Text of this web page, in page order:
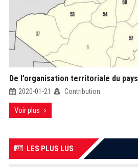
De l’organisation territoriale du pays
2020-01-21 Contribution
Voir plus
LES PLUS LUS